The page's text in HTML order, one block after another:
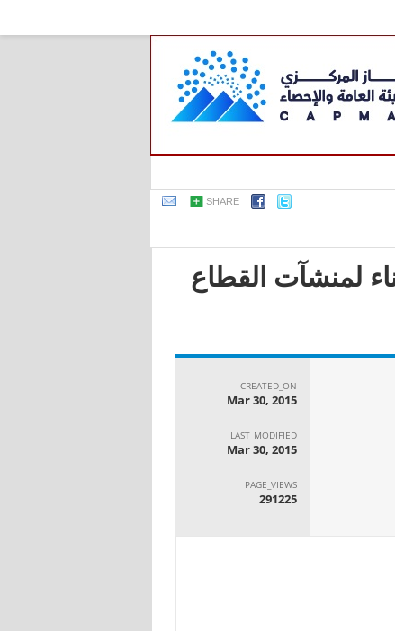
SHARE
لمنشآت القطاع
CREATED_ON
Mar 30, 2015
LAST_MODIFIED
Mar 30, 2015
PAGE_VIEWS
291225